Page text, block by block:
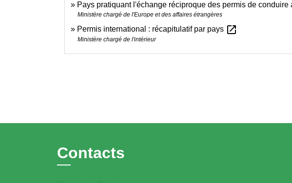
Pays pratiquant l'échange réciproque des permis de conduire
Ministère chargé de l'Europe et des affaires étrangères
Permis international : récapitulatif par pays open_in_new
Ministère chargé de l'intérieur
Contacts